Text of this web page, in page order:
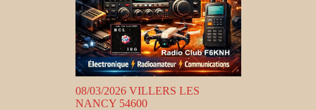
08/03/2026 VILLERS LES
NANCY 54600